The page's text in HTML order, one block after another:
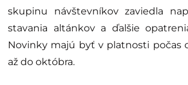
skupinu návštevníkov zaviedla
stavania altánkov a ďalšie
Novinky majú byť v platnosti počas
až do októbra.